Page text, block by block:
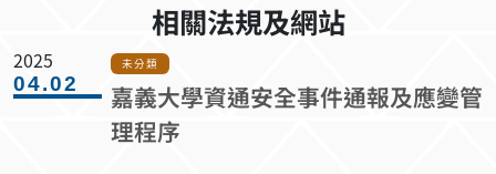
相關法規及網站
2025
04.02
未分類
嘉義大學資通安全事件通報及應變管
理程序